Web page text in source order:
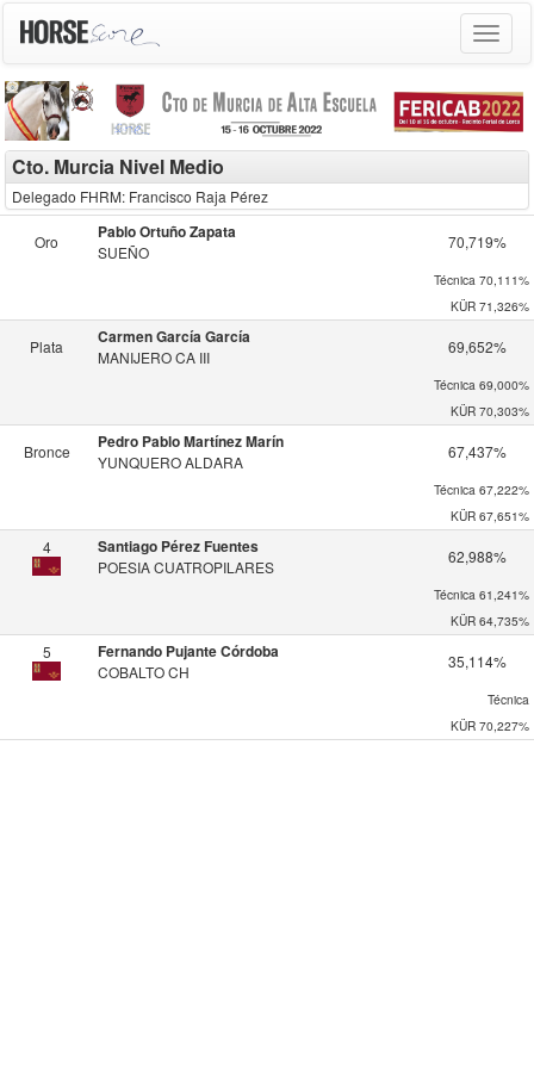
Toggle
Cto. Murcia Nivel Medio
Delegado FHRM: Francisco Raja Pérez
Oro Pablo Ortuño Zapata
SUEÑO
70,719%
Técnica 70,111%
KÜR 71,326%
Plata Carmen García García
MANIJERO CA III
69,652%
Técnica 69,000%
KÜR 70,303%
Bronce Pedro Pablo Martínez Marín
YUNQUERO ALDARA
67,437%
Técnica 67,222%
KÜR 67,651%
4 Santiago Pérez Fuentes
POESIA CUATROPILARES
62,988%
Técnica 61,241%
KÜR 64,735%
5 Fernando Pujante Córdoba
COBALTO CH
35,114%
Técnica
KÜR 70,227%